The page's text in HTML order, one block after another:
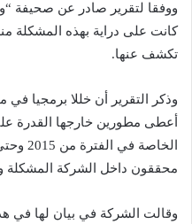
ووفقا لتقرير صادر عن صحيفة
كانت على دراية بهذه المشكلة
تكشف عنها.
وذكر التقرير أن خللا برمجيا
أعطى مطورين خارجها القدرة
محققون داخل الشركة المشكلة
وقالت الشركة في بيان لها في